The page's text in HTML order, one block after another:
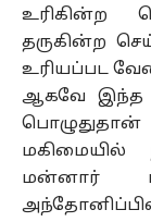
உரிகின்ற
தருகின்ற
உரியப்பட
ஆகவே இந்த
மன்னார்